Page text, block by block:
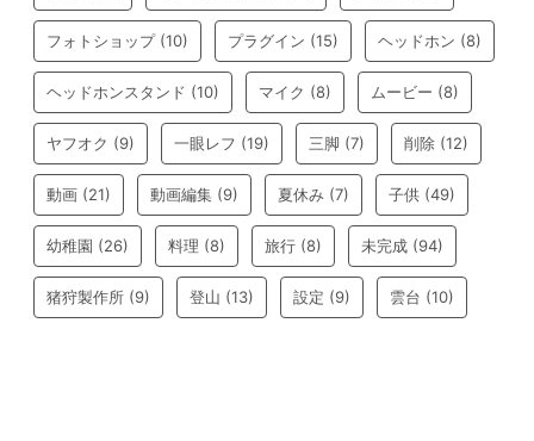
フォトショップ(10) プラグイン (15) ヘッドホン (8)
ヘッドホンスタンド (10) マイク (8) ムービー (8)
ヤフオク (9) 一眼レフ (19) 三脚 (7) 削除 (12)
動画 (21) 動画編集 (9) 夏休み (7) 子供 (49)
幼稚園 (26) 料理 (8) 旅行 (8) 未完成 (94)
猪狩製作所 (9) 登山 (13) 設定 (9) 雲台 (10)